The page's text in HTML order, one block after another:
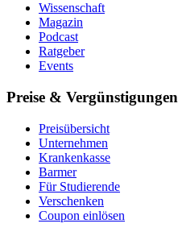
Wissenschaft
Magazin
Podcast
Ratgeber
Events
Preise & Vergünstigungen
Preisübersicht
Unternehmen
Krankenkasse
Barmer
Für Studierende
Ver­schen­ken
Coupon einlösen